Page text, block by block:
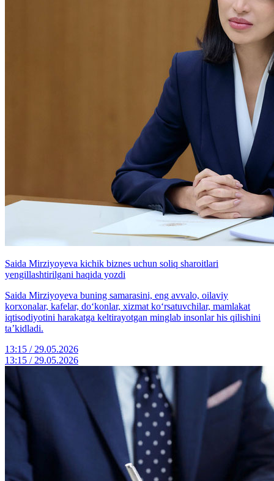
Saida Mirziyoyeva kichik biznes uchun soliq sharoitlari
yengillashtirilgani haqida yozdi
Saida Mirziyoyeva buning samarasini, eng avvalo, oilaviy
korxonalar, kafelar, do‘konlar, xizmat ko‘rsatuvchilar, mamlakat
iqtisodiyotini harakatga keltirayotgan minglab insonlar his qilishini
ta’kidladi.
13:15 / 29.05.2026
13:15 / 29.05.2026